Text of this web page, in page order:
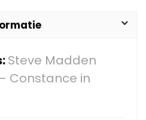
Steve Madden
Constance in